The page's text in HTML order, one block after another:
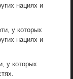
нациях и
у которых
нациях и
у которых